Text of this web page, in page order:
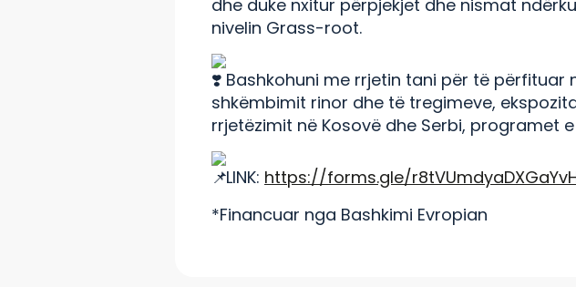
dhe duke nxitur përpjekjet dhe nismat
nivelin Grass-root.
Bashkohuni me rrjetin tani për të
shkëmbimit rinor dhe të tregimeve,
rrjetëzimit në Kosovë dhe Serbi, programet
LINK: https://forms.gle/
*Financuar nga Bashkimi Evropian